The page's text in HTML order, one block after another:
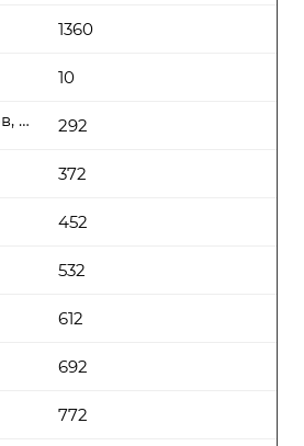
1360
10
292
Количество цветов, цена (руб\шт) от
372
452
532
612
692
772